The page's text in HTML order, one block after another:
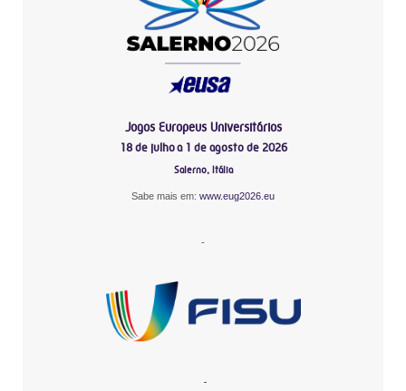
Jogos Europeus Universitários
18 de julho a 1 de agosto de 2026
Salerno, Itália
Sabe mais em: www.eug2026.eu
-
-